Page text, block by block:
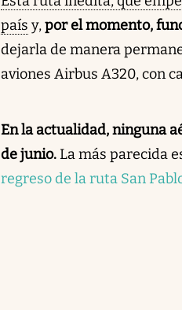
país y,por el momento,
dejarla de manera
aviones Airbus A320, con
En la actualidad, ninguna
de junio.La más parecida
regreso de la ruta San